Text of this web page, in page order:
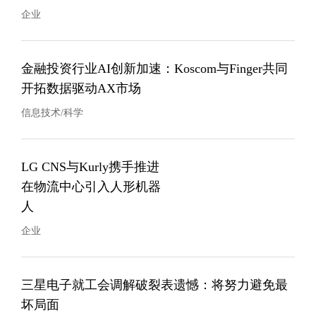
企业
金融投资行业AI创新加速：Koscom与Finger共同
开拓数据驱动AX市场
信息技术/科学
LG CNS与Kurly携手推进
在物流中心引入人形机器
人
企业
三星电子就工会调解破裂表遗憾：将努力避免最
坏局面